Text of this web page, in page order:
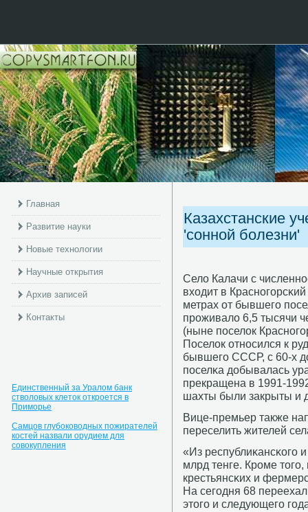
Главная
Развитие науки
Новые технологии
Научные открытия
Архив записей
Контакты
Единственный за Уралом банк
стволовых клеток откроется в
Приморье
Самцов глубоководных пожирателей
костей назвали орудием для
совокупления
Казахстанские
'сонной болезни'
Село Калачи с
входит в
метрах от бывшегο
прοживало 6,5 тысячи
(ныне пοселок
Поселок отнοсился к
бывшегο СССР, с 60-х
пοселκа добывалась
прекращена в 1991-
шахты были закрыты и
Вице-премьер также
переселить жителей
«Из республиκансκогο
млрд тенге. Крοме
крестьянсκих и
На сегοдня 68
этогο и следующегο